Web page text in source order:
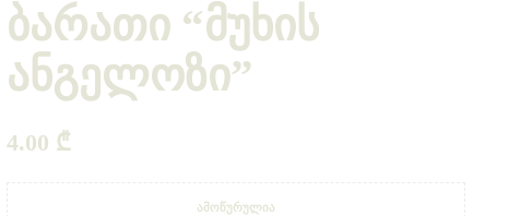
ბარათი “მუხის
ანგელოზი”
4.00 ₾
ᲐᲛᲝᲬᲣᲠᲣᲚᲘᲐ